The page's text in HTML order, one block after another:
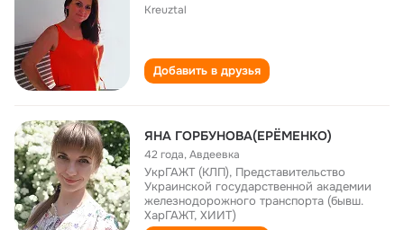
Kreuztal
Добавить в друзья
ЯНА ГОРБУНОВА(ЕРЁМЕНКО)
42 года,Авдеевка
УкрГАЖТ (КЛП), Представительство
Украинской государственной академии
железнодорожного транспорта (бывш.
ХарГАЖТ, ХИИТ)